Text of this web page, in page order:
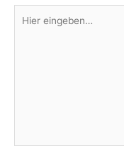
eingeben…